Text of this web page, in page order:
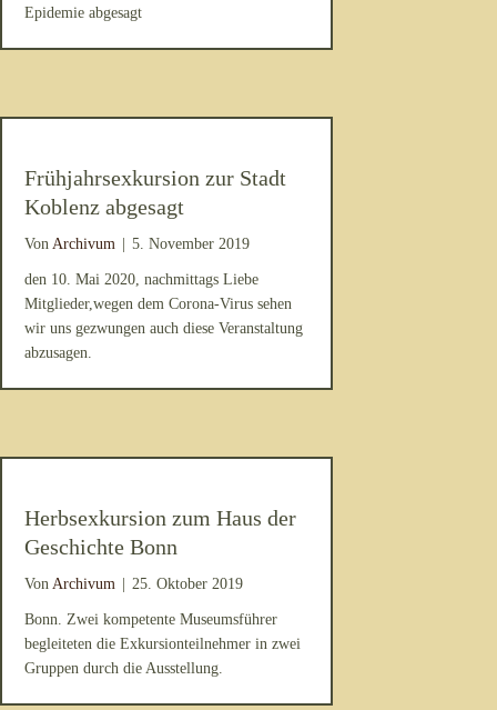
Epidemie abgesagt
Frühjahrsexkursion zur Stadt
Koblenz abgesagt
Von Archivum 5. November 2019
den 10. Mai 2020, nachmittags Liebe
Mitglieder,wegen dem Corona-Virus sehen
wir uns gezwungen auch diese Veranstaltung
abzusagen.
Herbsexkursion zum Haus der
Geschichte Bonn
Von Archivum 25. Oktober 2019
Bonn. Zwei kompetente Museumsführer
begleiteten die Exkursionteilnehmer in zwei
Gruppen durch die Ausstellung.